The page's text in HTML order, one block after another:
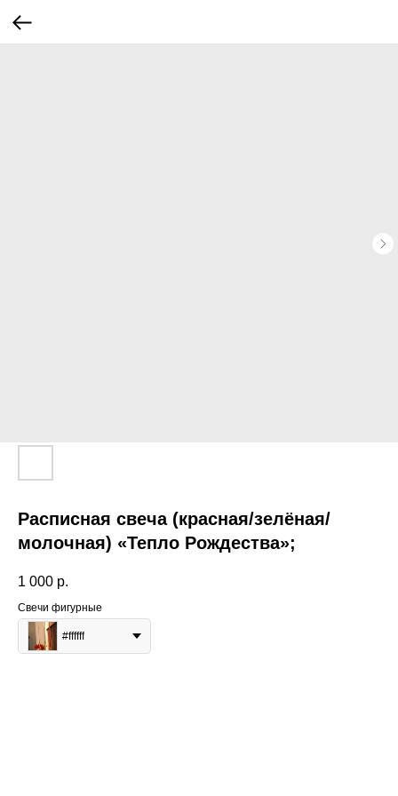
Расписная свеча (красная/зелёная/
молочная) «Тепло Рождества»;
1 000 р.
Свечи фигурные
#ffffff